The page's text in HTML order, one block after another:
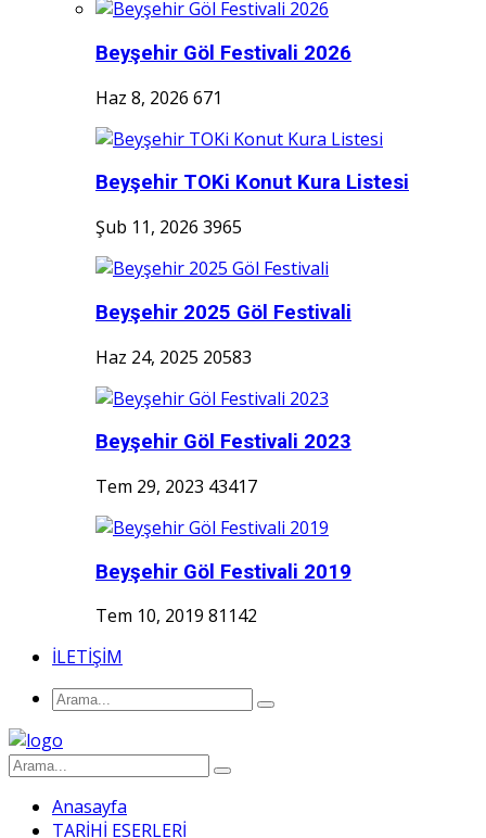
Beyşehir Göl Festivali 2026
Haz 8, 2026 671
Beyşehir TOKi Konut Kura Listesi
Şub 11, 2026 3965
Beyşehir 2025 Göl Festivali
Haz 24, 2025 20583
Beyşehir Göl Festivali 2023
Tem 29, 2023 43417
Beyşehir Göl Festivali 2019
Tem 10, 2019 81142
İLETİŞİM
Anasayfa
TARİHİ ESERLERİ